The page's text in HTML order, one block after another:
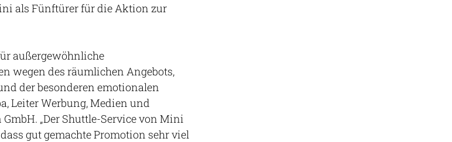
als Fünftürer für die Aktion zur
außergewöhnliche
wegen des räumlichen Angebots,
der besonderen emotionalen
Leiter Werbung, Medien und
„Der Shuttle-Service von Mini
gut gemachte Promotion sehr viel